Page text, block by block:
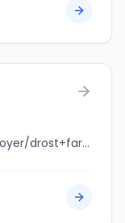
jobbank.gc.ca/browsejobs/employer/drost+farms+ltd/ca